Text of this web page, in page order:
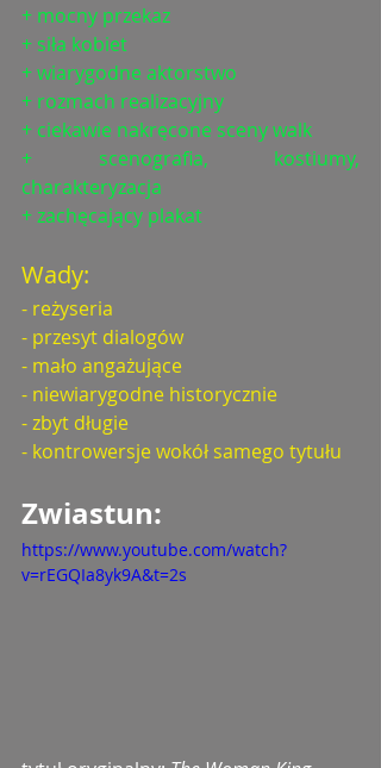
+ mocny przekaz
+ siła kobiet
+ wiarygodne aktorstwo
+ rozmach realizacyjny
+ ciekawie nakręcone sceny walk
+ scenografia, kostiumy,
charakteryzacja
+ zachęcający plakat
Wady:
- reżyseria
- przesyt dialogów
- mało angażujące
- niewiarygodne historycznie
- zbyt długie
- kontrowersje wokół samego tytułu
Zwiastun:
https://www.youtube.com/watch?
v=rEGQIa8yk9A&t=2s